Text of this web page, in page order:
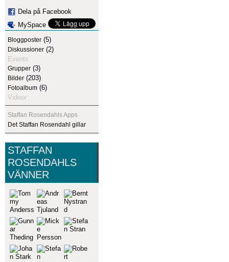
Dela på Facebook
MySpace
Bloggposter (5)
Diskussioner (2)
Events
Grupper (3)
Bilder (203)
Fotoalbum (6)
Videor
Staffan Rosendahls Apps
Det Staffan Rosendahl gillar
STAFFAN
ROSENDAHLS
VÄNNER